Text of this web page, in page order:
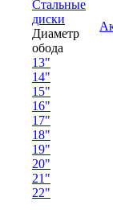
Стальные
диски
Диаметр
обода
13"
14"
15"
16"
17"
18"
19"
20"
21"
22"